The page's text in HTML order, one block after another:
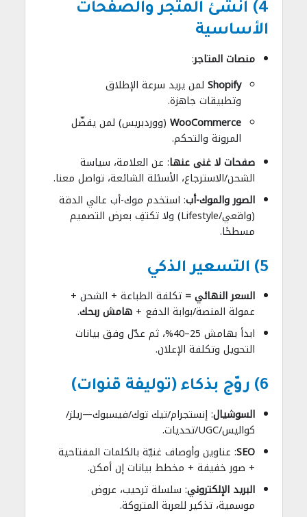
4) أنشئ المتجر والصفحات
الأساسية
منصات المتاجر:
Shopify لمن يريد سرعة الإطلاق
وتطبيقات جاهزة.
WooCommerce (ووردبريس) لمن يفضّل
المرونة والتحكم.
صفحات لا غنى عنها: عن العلامة، سياسة
الشحن/الاسترجاع، الأسئلة الشائعة، تواصل معنا.
الصور والموك-أب: استخدم موك-أب عالي الدقة
(واقعي/Lifestyle) ولا تكتفِ بعرض التصميم
مسطحًا.
5) التسعير الذكي
السعر النهائي = تكلفة الطباعة + الشحن +
عمولة المنصة/بوابة الدفع +هامش ربحك.
ابدأ بهامش 25–40%، ثم عدّل وفق بيانات
التحويل وتكلفة الإعلان.
6) روّج بذكاء (توليفة قنوات)
السوشيال: إنستجرام/تيك توك/فيسبوك—ريلز/
كواليس/UGC/تحديات.
SEO: عناوين وأوصاف غنيّة بالكلمات المفتاحية
+ صور خفيفة + مخطط بيانات إن أمكن.
البريد الإلكتروني: سلسلة ترحيب، عروض
موسمية، تذكير للعربة المتروكة.